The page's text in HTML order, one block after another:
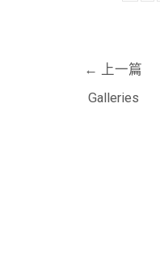
← 上一篇
Galleries